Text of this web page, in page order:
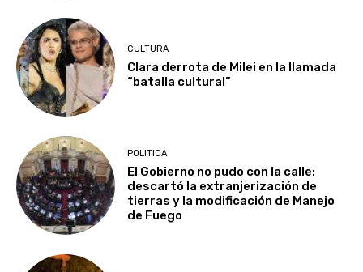
CULTURA
Clara derrota de Milei en la llamada
“batalla cultural”
POLITICA
El Gobierno no pudo con la calle:
descartó la extranjerización de
tierras y la modificación de Manejo
de Fuego